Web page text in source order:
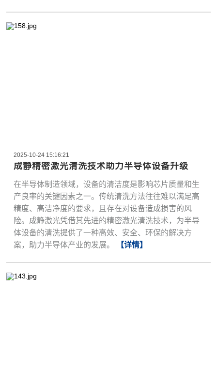
2025-10-24 15:16:21
成静精密激光清洗技术助力半导体设备升级
在半导体制造领域，设备的清洁度是影响芯片质量和生
产良率的关键因素之一。传统清洗方法往往难以满足高
精度、高洁净度的要求，且存在对设备造成损害的风
险。成静激光凭借其先进的精密激光清洗技术，为半导
体设备的清洗提供了一种高效、安全、环保的解决方
案，助力半导体产业的发展。
【详情】